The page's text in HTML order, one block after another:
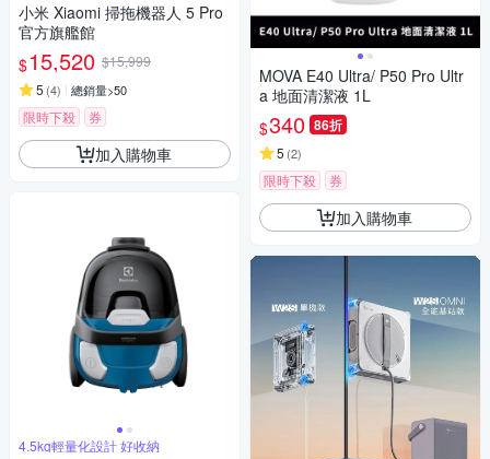
小米 Xiaomi 掃拖機器人 5 Pro
官方旗艦館
$15,520 $15,999
5 (4) 總銷量>50
限時下殺 券
加入購物車
4.5kg輕量化設計 好收納
MOVA E40 Ultra/ P50 Pro Ultr
a 地面清潔液 1L
$340 86折
5 (2)
限時下殺 券
加入購物車